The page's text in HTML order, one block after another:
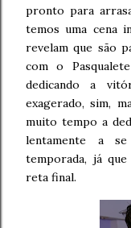
pronto para
temos uma cena
revelam que são
com o
dedicando a
exagerado, sim,
muito tempo a
lentamente a
temporada, já
reta final.